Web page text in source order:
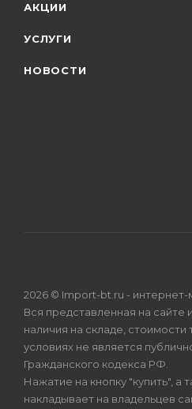
АКЦИИ
УСЛУГИ
НОВОСТИ
2026 © Import-bt.ru - интернет-
Вся представленная на сайте
наличия на складе,
условиях не является
Гражданского кодекса РФ.
Нажатие на кнопку "купить",
накладывает на владельцев